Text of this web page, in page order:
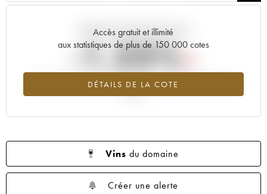
Accès gratuit et illimité
aux statistiques de plus de 150 000 cotes
DÉTAILS DE LA COTE
Tendance actuelle de la cote
-1.23%
Tendance à la baisse du millésime 2001 en 2026 par rapport à
Vins du domaine
Créer une alerte